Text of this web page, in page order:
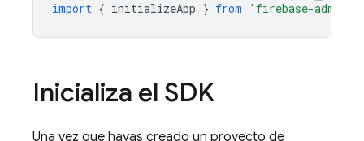
import { initializeApp } from 'firebase-admin/
Inicializa el SDK
Una vez que hayas creado un proyecto de